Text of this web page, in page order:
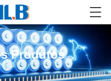
Produtos